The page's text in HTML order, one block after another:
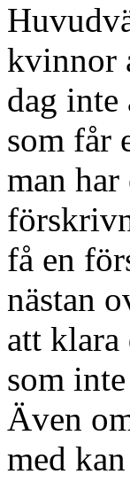
kvinnor
dag inte
som får
man
få en
nästan
att klara
som
Även
med